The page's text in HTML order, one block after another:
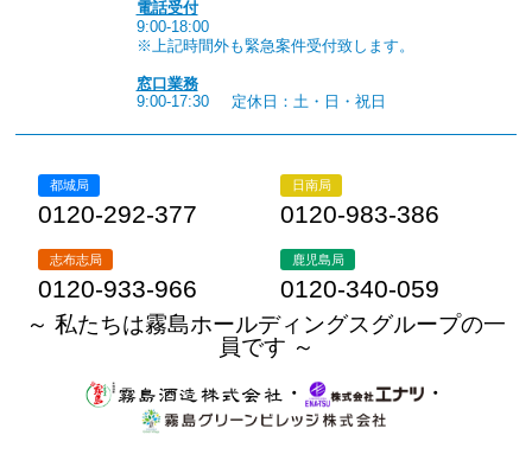
電話受付
9:00-18:00
※上記時間外も緊急案件受付致します。
窓口業務
9:00-17:30
定休日：土・日・祝日
都城局
0120-292-377
日南局
0120-983-386
志布志局
0120-933-966
鹿児島局
0120-340-059
～ 私たちは霧島ホールディングスグループの一
員です ～
・
・